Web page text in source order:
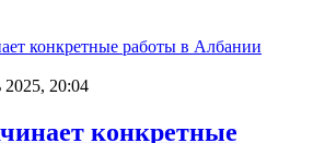
2025, 20:04
конкретные